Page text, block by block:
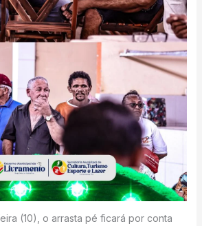
(10), o arrasta pé ficará por conta